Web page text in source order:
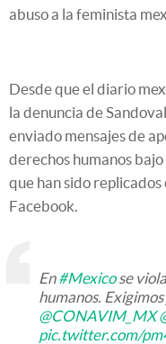
abuso a la feminista
Desde que el diario
la denuncia de
enviado mensajes de
derechos humanos
que han sido
Facebook.
En#Mexicose
humanos.
@CONAVIM_MX
pic.twitter.com/